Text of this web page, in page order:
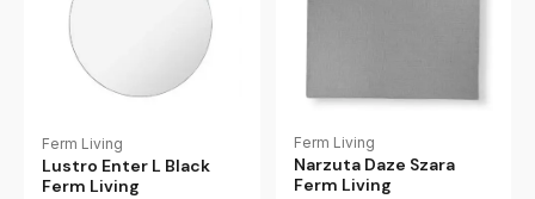
Ferm Living
Lustro Enter L Black
Ferm Living
Ferm Living
Narzuta Daze Szara
Ferm Living